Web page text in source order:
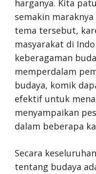
harganya. Kita
semakin
tema tersebut,
masyarakat di
keberagaman
memperdalam
budaya, komik
efektif untuk
menyampaikan
dalam beberapa
Secara
tentang budaya